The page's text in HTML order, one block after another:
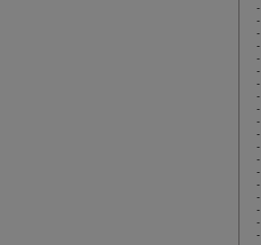
-
-
-
-
-
-
-
-
-
-
-
-
-
-
-
-
-
-
-